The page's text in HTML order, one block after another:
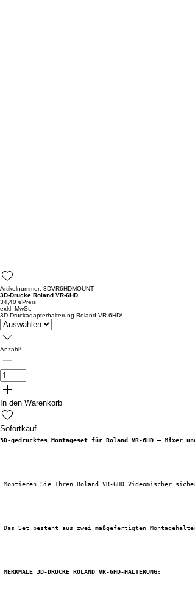
Artikelnummer: 3DVR6HDMOUNT
3D-Drucke Roland VR-6HD
34,40 €Preis
exkl. MwSt.
3D-Druckadapterhalterung Roland VR-6HD*
Anzahl*
In den Warenkorb
Sofortkauf
3D-gedrucktes Montageset für Roland VR-6HD –
Montieren Sie Ihren Roland VR-6HD Videomischer
Das Set besteht aus zwei maßgefertigten
MERKMALE 3D-DRUCKE ROLAND VR-6HD-HALTERUNG: